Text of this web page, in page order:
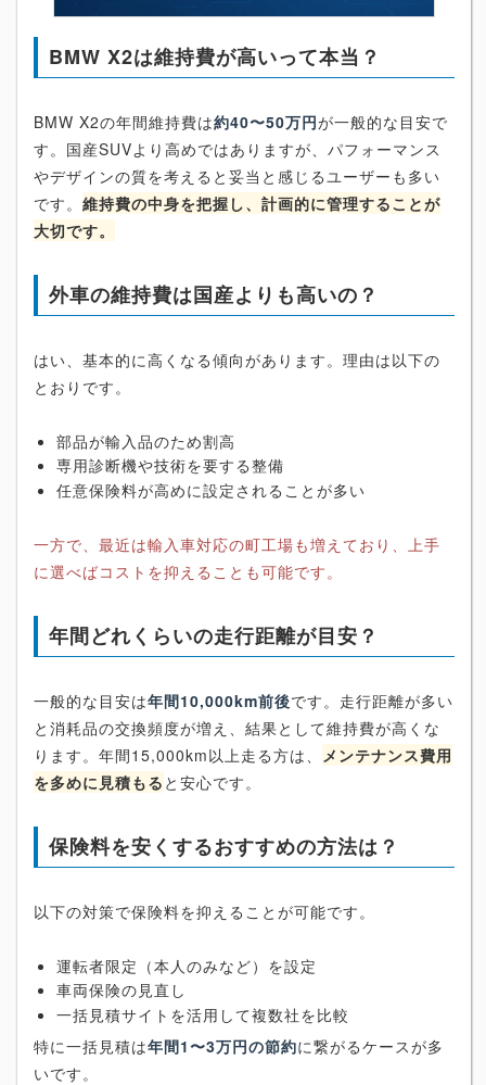
BMW X2は維持費が高いって本当？
BMW X2の年間維持費は約40〜50万円が一般的な目安で
す。国産SUVより高めではありますが、パフォーマンス
やデザインの質を考えると妥当と感じるユーザーも多い
です。 維持費の中身を把握し、計画的に管理することが
大切です。
外車の維持費は国産よりも高いの？
はい、基本的に高くなる傾向があります。理由は以下の
とおりです。
部品が輸入品のため割高
専用診断機や技術を要する整備
任意保険料が高めに設定されることが多い
一方で、最近は輸入車対応の町工場も増えており、上手
に選べばコストを抑えることも可能です。
年間どれくらいの走行距離が目安？
一般的な目安は年間10,000km前後です。走行距離が多い
と消耗品の交換頻度が増え、結果として維持費が高くな
ります。年間15,000km以上走る方は、
メンテナンス費用
を多めに見積もる と安心です。
保険料を安くするおすすめの方法は？
以下の対策で保険料を抑えることが可能です。
運転者限定（本人のみなど）を設定
車両保険の見直し
一括見積サイトを活用して複数社を比較
特に一括見積は年間1〜3万円の節約に繋がるケースが多
いです。